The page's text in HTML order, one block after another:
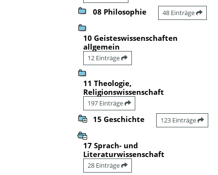
08 Philosophie 48 Einträge
10 Geisteswissenschaften
allgemein
12 Einträge
11 Theologie,
Religionswissenschaft
197 Einträge
15 Geschichte 123 Einträge
17 Sprach- und
Literaturwissenschaft
28 Einträge